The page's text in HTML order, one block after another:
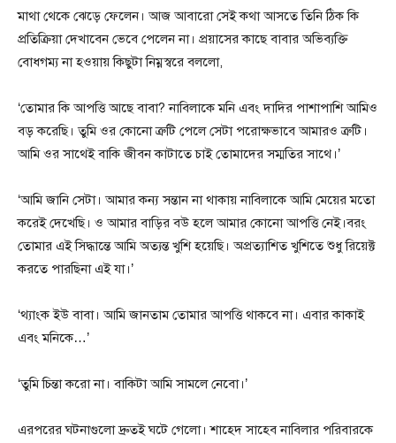
মাথা থেকে ঝেড়ে ফেলেন। আজ আবারো সেই কথা আসতে তিনি ঠিক কি
প্রতিক্রিয়া দেখাবেন ভেবে পেলেন না। প্রয়াসের কাছে বাবার অভিব্যক্তি
বোধগম্য না হওয়ায় কিছুটা নিম্নস্বরে বললো,
‘তোমার কি আপত্তি আছে বাবা? নাবিলাকে মনি এবং দাদির পাশাপাশি আমিও
বড় করেছি। তুমি ওর কোনো ত্রুটি পেলে সেটা পরোক্ষভাবে আমারও ত্রুটি।
আমি ওর সাথেই বাকি জীবন কাটাতে চাই তোমাদের সম্মতির সাথে।’
‘আমি জানি সেটা। আমার কন্য সন্তান না থাকায় নাবিলাকে আমি মেয়ের মতো
করেই দেখেছি। ও আমার বাড়ির বউ হলে আমার কোনো আপত্তি নেই।বরং
তোমার এই সিদ্ধান্তে আমি অত্যন্ত খুশি হয়েছি। অপ্রত্যাশিত খুশিতে শুধু রিয়েক্ট
করতে পারছিনা এই যা।’
‘থ্যাংক ইউ বাবা। আমি জানতাম তোমার আপত্তি থাকবে না। এবার কাকাই
এবং মনিকে…’
‘তুমি চিন্তা করো না। বাকিটা আমি সামলে নেবো।’
এরপরের ঘটনাগুলো দ্রুতই ঘটে গেলো। শাহেদ সাহেব নাবিলার পরিবারকে